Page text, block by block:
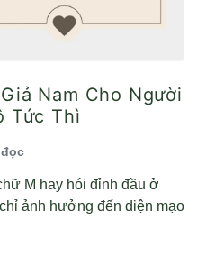
Nam Cho Người
Tức Thì
M hay hói đỉnh đầu ở
ảnh hưởng đến diện mạo